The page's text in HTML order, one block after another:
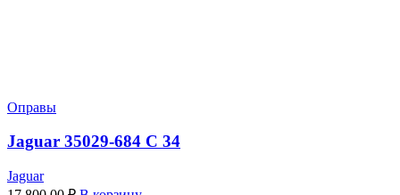
Оправы
Jaguar 35029-684 C 34
Jaguar